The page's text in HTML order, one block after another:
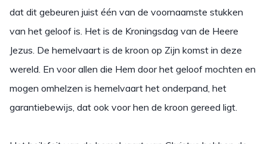
dat dit gebeuren juist één van de voornaamste stukken
van het geloof is. Het is de Kroningsdag van de Heere
Jezus. De hemelvaart is de kroon op Zijn komst in deze
wereld. En voor allen die Hem door het geloof mochten en
mogen omhelzen is hemelvaart het onderpand, het
garantiebewijs, dat ook voor hen de kroon gereed ligt.